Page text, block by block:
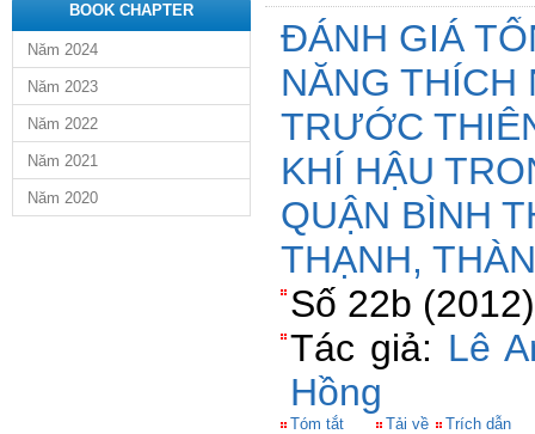
BOOK CHAPTER
Năm 2024
Năm 2023
Năm 2022
Năm 2021
Năm 2020
ĐÁNH GIÁ
NĂNG
TRƯỚC
KHÍ HẬU
QUẬN BÌNH
THẠNH,
Số 22b
Tác giả: Lê
Hồng
Tóm tắt Tải về Trích dẫn